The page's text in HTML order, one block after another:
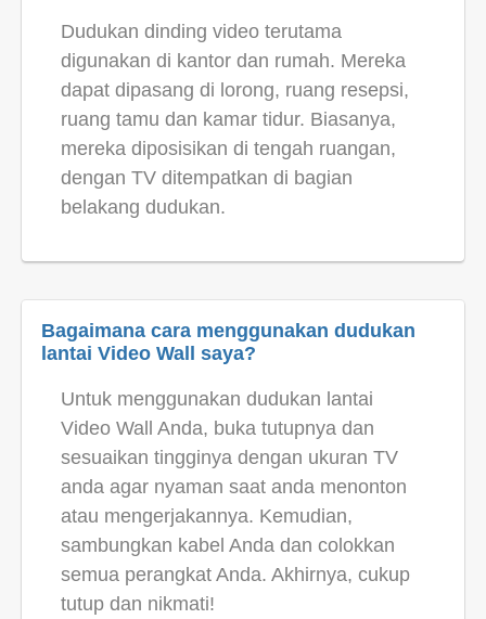
Dudukan dinding video terutama
digunakan di kantor dan rumah. Mereka
dapat dipasang di lorong, ruang resepsi,
ruang tamu dan kamar tidur. Biasanya,
mereka diposisikan di tengah ruangan,
dengan TV ditempatkan di bagian
belakang dudukan.
Bagaimana cara menggunakan dudukan
lantai Video Wall saya?
Untuk menggunakan dudukan lantai
Video Wall Anda, buka tutupnya dan
sesuaikan tingginya dengan ukuran TV
anda agar nyaman saat anda menonton
atau mengerjakannya. Kemudian,
sambungkan kabel Anda dan colokkan
semua perangkat Anda. Akhirnya, cukup
tutup dan nikmati!